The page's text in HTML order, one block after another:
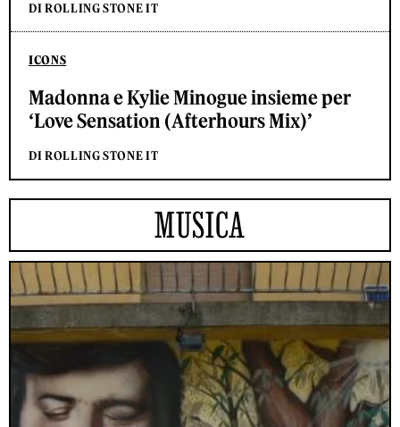
DI ROLLING STONE IT
ICONS
Madonna e Kylie Minogue insieme per
‘Love Sensation (Afterhours Mix)’
DI ROLLING STONE IT
MUSICA